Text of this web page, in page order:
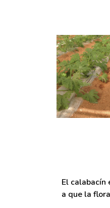
El
a que la